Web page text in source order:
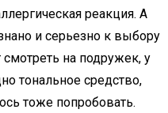
реакция. А
и серьезно к выбору
смотреть на подружек, у
тональное средство,
тоже попробовать.